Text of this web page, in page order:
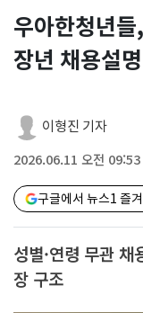
우아한청년
장년 채용설
이형진 기자
2026.06.11 오전 09:53
구글에서 뉴스1 즐
성별·연령 무관
장 구조